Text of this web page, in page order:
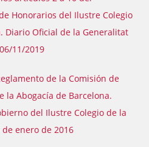
Honorarios del Ilustre Colegio
Diario Oficial de la Generalitat
11/2019
de la Comisión de
la Abogacía de Barcelona.
del Ilustre Colegio de la
enero de 2016